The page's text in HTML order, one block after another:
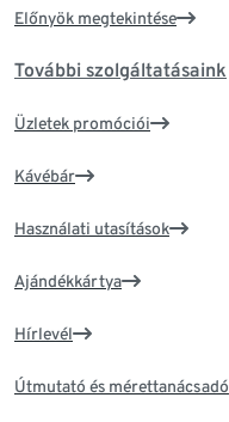
Előnyök megtekintése
További szolgáltatásaink
Üzletek promóciói
Kávébár
Használati utasítások
Ajándékkártya
Hírlevél
Útmutató és mérettanácsadó